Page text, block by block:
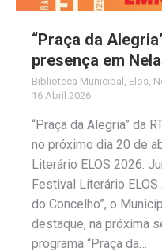
“Praça da
presença em
Biblioteca Municipal Elos
16 Abril 2026
“Praça da Alegria” da
no próximo dia 20 de
Literário ELOS 2026.
Festival Literário
do Concelho”, o
destaque, na próxima
programa “Praça da…